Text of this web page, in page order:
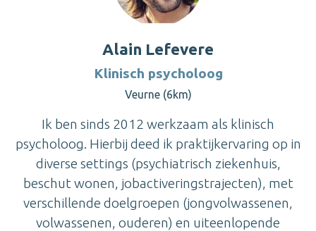
Alain Lefevere
Klinisch psycholoog
Veurne (6km)
Ik ben sinds 2012 werkzaam als klinisch
psycholoog. Hierbij deed ik praktijkervaring op in
diverse settings (psychiatrisch ziekenhuis,
beschut wonen, jobactiveringstrajecten), met
verschillende doelgroepen (jongvolwassenen,
volwassenen, ouderen) en uiteenlopende